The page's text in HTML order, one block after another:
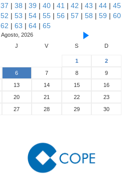
37 | 38 | 39 | 40 | 41 | 42 | 43 | 44 | 45
52 | 53 | 54 | 55 | 56 | 57 | 58 | 59 | 60
62 | 63 | 64 | 65
Agosto, 2026
J V S D
1
2
6 7 8
9
13 14 15
16
20 21 22
23
27 28 29
30